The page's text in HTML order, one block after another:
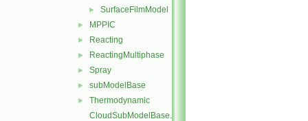
► SurfaceFilmModel
► MPPIC
► Reacting
► ReactingMultiphase
► Spray
► subModelBase
►
Thermodynamic
CloudSubModelBase.C